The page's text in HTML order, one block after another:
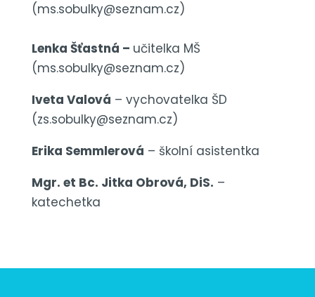
(ms.sobulky@seznam.cz)
Lenka Šťastná – učitelka MŠ
(ms.sobulky@seznam.cz)
Iveta Valová – vychovatelka ŠD
(zs.sobulky@seznam.cz)
Erika Semmlerová – školní asistentka
Mgr. et Bc. Jitka Obrová, DiS. –
katechetka